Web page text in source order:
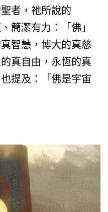
者，祂所說的
簡潔有力：「佛」
智慧，博大的真慈
真自由，永恆的真
提及：「佛是宇宙